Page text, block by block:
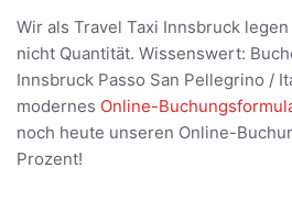
Wir als Travel Taxi Innsbruck
nicht Quantität. Wissenswert:
Innsbruck Passo San Pellegrino /
modernes Online-
noch heute unseren Online-
Prozent!